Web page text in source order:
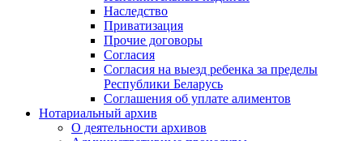
Наследство
Приватизация
Прочие договоры
Согласия
Согласия на выезд ребенка за пределы
Республики Беларусь
Соглашения об уплате алиментов
Нотариальный архив
О деятельности архивов